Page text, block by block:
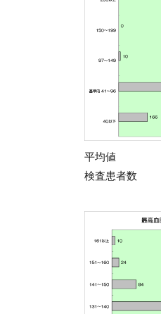
平均値
検査患者数